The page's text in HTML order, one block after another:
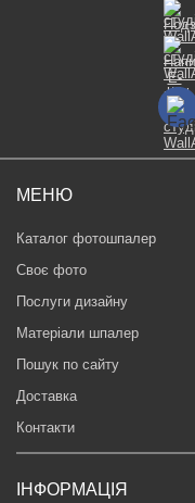
МЕНЮ
Каталог фотошпалер
Своє фото
Послуги дизайну
Матеріали шпалер
Пошук по сайту
Доставка
Контакти
ІНФОРМАЦІЯ